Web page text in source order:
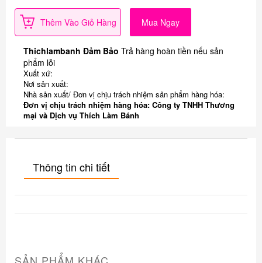
Thêm Vào Giỏ Hàng Mua Ngay
Thichlambanh Đảm Bảo Trả hàng hoàn tiền nếu sản
phẩm lỗi
Xuất xứ:
Nơi sản xuất:
Nhà sản xuất/ Đơn vị chịu trách nhiệm sản phẩm hàng hóa:
Đơn vị chịu trách nhiệm hàng hóa: Công ty TNHH Thương
mại và Dịch vụ Thích Làm Bánh
Thông tin chi tiết